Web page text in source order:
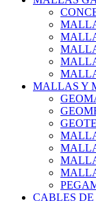
MALLAS Y
CABLES DE